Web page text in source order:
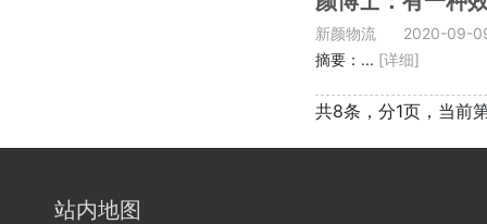
新颜物流
2020-09-
摘要：... [详细]
共8条，分1页，当前
站内地图